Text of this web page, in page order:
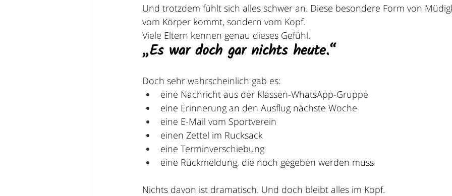
Und trotzdem fühlt sich alles schwer an. Diese besondere Form von
vom Körper kommt, sondern vom Kopf.
Viele Eltern kennen genau dieses Gefühl.
„Es war doch gar nichts heute.“
Doch sehr wahrscheinlich gab es:
eine Nachricht aus der Klassen-WhatsApp-Gruppe
eine Erinnerung an den Ausflug nächste Woche
eine E-Mail vom Sportverein
einen Zettel im Rucksack
eine Terminverschiebung
eine Rückmeldung, die noch gegeben werden muss
Nichts davon ist dramatisch. Und doch bleibt alles im Kopf.